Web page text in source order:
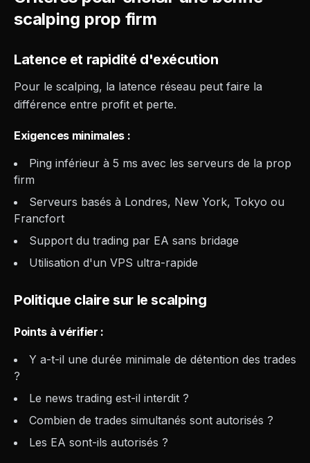
scalping prop firm
Latence et rapidité d'exécution
Pour le scalping, la latence réseau peut faire la
différence entre profit et perte.
Exigences minimales :
Ping inférieur à 5 ms avec les serveurs de la prop
firm
Serveurs basés à Londres, New York, Tokyo ou
Francfort
Support du trading par EA sans bridage
Utilisation d'un VPS ultra-rapide
Politique claire sur le scalping
Points à vérifier :
Y a-t-il une durée minimale de détention des trades
?
Le news trading est-il interdit ?
Combien de trades simultanés sont autorisés ?
Les EA sont-ils autorisés ?